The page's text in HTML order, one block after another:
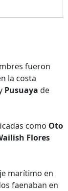
fueron
la costa
Pusuaya de
como Oto
Flores
marítimo en
faenaban en